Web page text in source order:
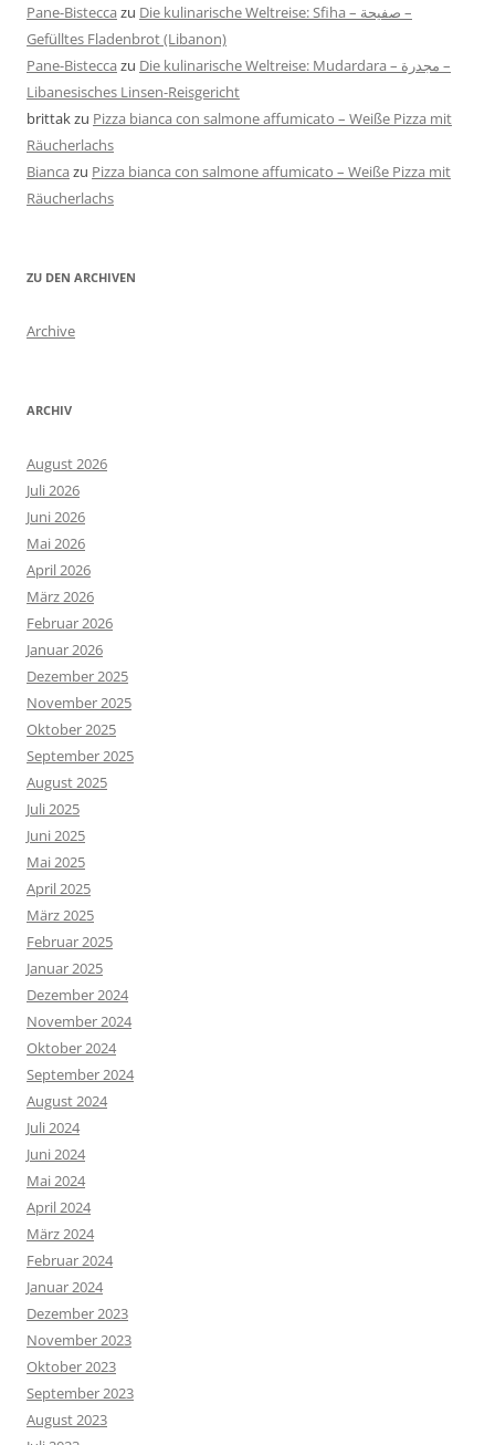
Pane-Bistecca zu Die kulinarische Weltreise: Sfiha – صفيحة –
Gefülltes Fladenbrot (Libanon)
Pane-Bistecca zu Die kulinarische Weltreise: Mudardara – مجدرة –
Libanesisches Linsen-Reisgericht
brittakzu Pizza bianca con salmone affumicato – Weiße Pizza mit
Räucherlachs
Bianca zu Pizza bianca con salmone affumicato – Weiße Pizza mit
Räucherlachs
ZU DEN ARCHIVEN
Archive
ARCHIV
August 2026
Juli 2026
Juni 2026
Mai 2026
April 2026
März 2026
Februar 2026
Januar 2026
Dezember 2025
November 2025
Oktober 2025
September 2025
August 2025
Juli 2025
Juni 2025
Mai 2025
April 2025
März 2025
Februar 2025
Januar 2025
Dezember 2024
November 2024
Oktober 2024
September 2024
August 2024
Juli 2024
Juni 2024
Mai 2024
April 2024
März 2024
Februar 2024
Januar 2024
Dezember 2023
November 2023
Oktober 2023
September 2023
August 2023